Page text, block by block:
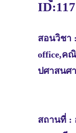
สอนวิชา :
office,ค
ปศาสนศ
สถานที่ :